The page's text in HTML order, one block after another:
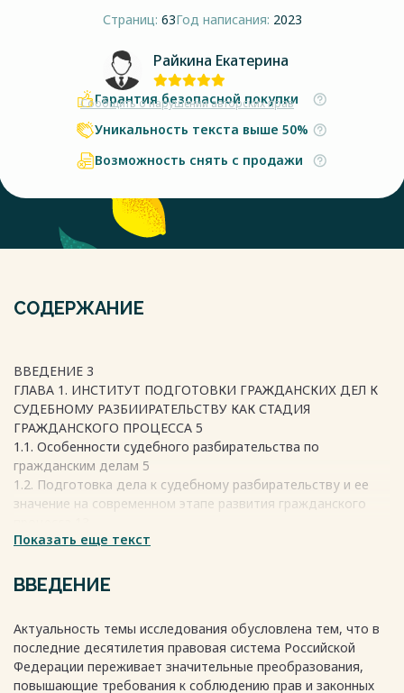
Страниц: 63Год написания: 2023
Райкина Екатерина
Сообщить о нарушении авторских прав
Гарантия безопасной покупки
Уникальность текста выше 50%
Возможность снять с продажи
СОДЕРЖАНИЕ
ВВЕДЕНИЕ 3
ГЛАВА 1. ИНСТИТУТ ПОДГОТОВКИ ГРАЖДАНСКИХ ДЕЛ К
СУДЕБНОМУ РАЗБИИРАТЕЛЬСТВУ КАК СТАДИЯ
ГРАЖДАНСКОГО ПРОЦЕССА 5
1.1. Особенности судебного разбирательства по
гражданским делам 5
1.2. Подготовка дела к судебному разбирательству и ее
значение на современном этапе развития гражданского
1.3. Процесс истребования доказательств на стадии
ГЛАВА 2. СОДЕРЖАНИЕ СТАДИИ ПОДГОТОВКИ
ОТДЕЛЬНЫХ КАТЕГОРИЙ ГРАЖДАНСКИХ ДЕЛ К
2.1. Действия судьи при подготовке дела к судебному
разбирательству 25
2.2. Участие сторон в процессе доказывания при
Показать еще текст
ВВЕДЕНИЕ
Актуальность темы исследования обусловлена тем, что в
последние десятилетия правовая система Российской
Федерации переживает значительные преобразования,
повышающие требования к соблюдению прав и законных